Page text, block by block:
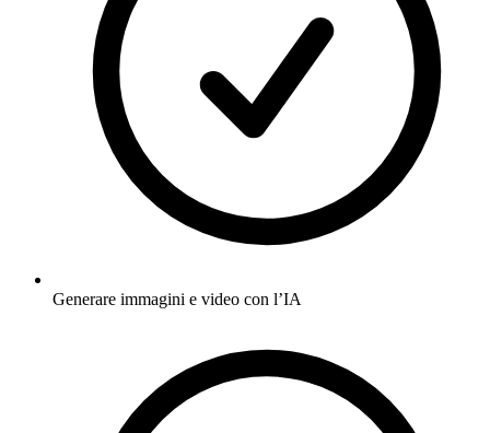
Generare immagini e video con l’IA